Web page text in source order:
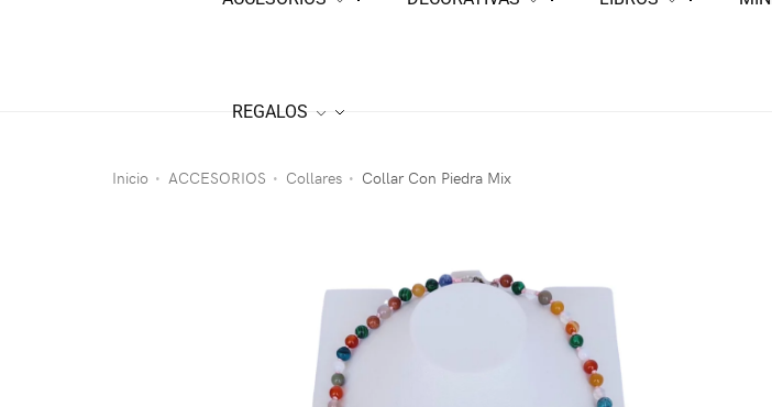
REGALOS
Inicio • ACCESORIOS • Collares • Collar Con Piedra Mix